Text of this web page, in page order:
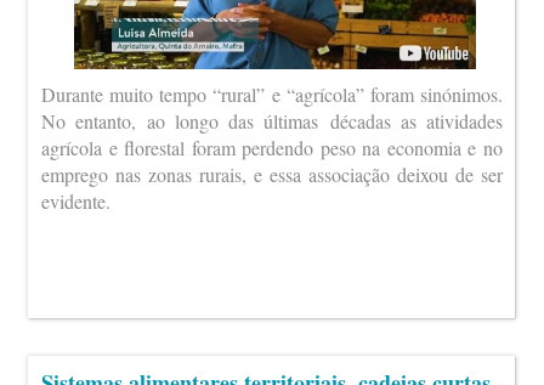
Durante muito tempo “rural” e “agrícola” foram sinónimos.
No entanto, ao longo das últimas décadas as atividades
agrícola e florestal foram perdendo peso na economia e no
emprego nas zonas rurais, e essa associação deixou de ser
evidente.